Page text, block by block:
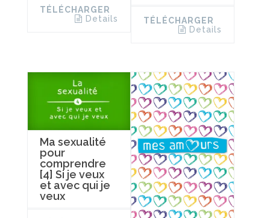
TÉLÉCHARGER
Details
TÉLÉCHARGER
Details
Ma sexualité
pour
comprendre
[4] Si je veux
et avec qui je
veux